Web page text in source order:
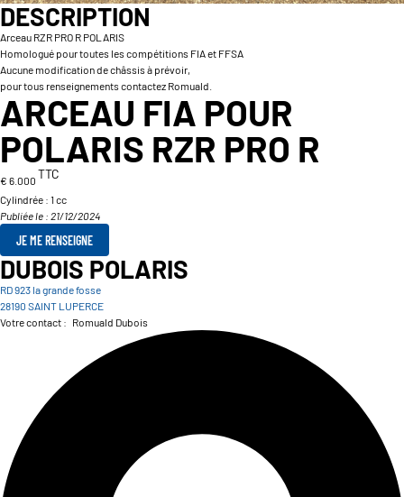
DESCRIPTION
Arceau RZR PRO R POLARIS
Homologué pour toutes les compétitions FIA et FFSA
Aucune modification de châssis à prévoir,
pour tous renseignements contactez Romuald.
ARCEAU FIA POUR
POLARIS RZR PRO R
€ 6.000 TTC
Cylindrée : 1 cc
Publiée le : 21/12/2024
JE ME RENSEIGNE
DUBOIS POLARIS
RD 923 la grande fosse
28190 SAINT LUPERCE
Votre contact : Romuald Dubois